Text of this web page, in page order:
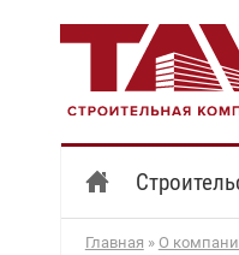
Главная » О